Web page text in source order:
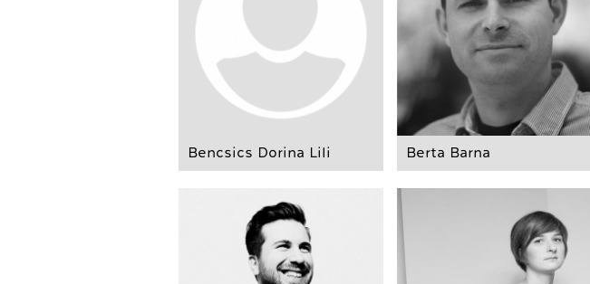
Bencsics Dorina Lili Berta Barna